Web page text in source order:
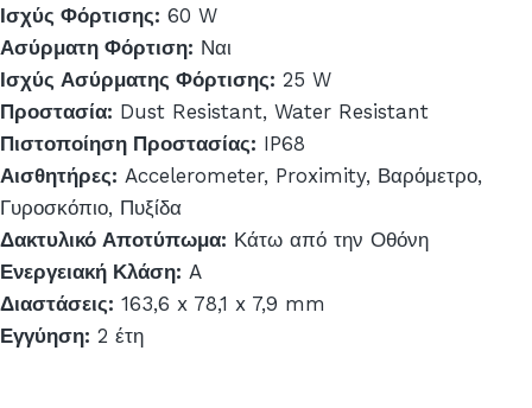
Ισχύς Φόρτισης: 60 W
Ασύρματη Φόρτιση: Ναι
Ισχύς Ασύρματης Φόρτισης: 25 W
Προστασία: Dust Resistant, Water Resistant
Πιστοποίηση Προστασίας: IP68
Αισθητήρες: Accelerometer, Proximity, Βαρόμετρο,
Γυροσκόπιο, Πυξίδα
Δακτυλικό Αποτύπωμα: Κάτω από την Οθόνη
Ενεργειακή Κλάση: A
Διαστάσεις: 163,6 x 78,1 x 7,9 mm
Εγγύηση: 2 έτη